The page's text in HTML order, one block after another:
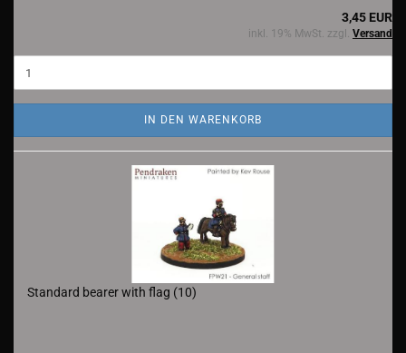
3,45 EUR
inkl. 19% MwSt. zzgl. Versand
IN DEN WARENKORB
Standard bearer with flag (10)